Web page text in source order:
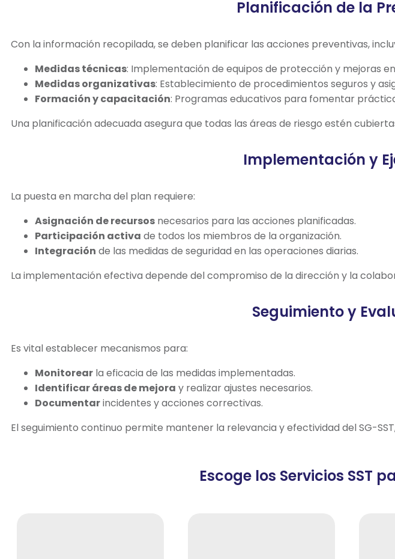
Planificación de la
Con la información recopilada, se deben planificar las acciones preventivas,
Medidas técnicas: Implementación de equipos de protección y mejoras
Medidas organizativas: Establecimiento de procedimientos seguros y
Formación y capacitación: Programas educativos para fomentar
Una planificación adecuada asegura que todas las áreas de riesgo estén
Implementación y
La puesta en marcha del plan requiere:
Asignación de recursos necesarios para las acciones planificadas.
Participación activa de todos los miembros de la organización.
Integración de las medidas de seguridad en las operaciones diarias.
La implementación efectiva depende del compromiso de la dirección y la
Seguimiento y
Es vital establecer mecanismos para:
Monitorear la eficacia de las medidas implementadas.
Identificar áreas de mejora y realizar ajustes necesarios.
Documentarincidentes y acciones correctivas.
El seguimiento continuo permite mantener la relevancia y efectividad del SG-
Escoge los Servicios SST